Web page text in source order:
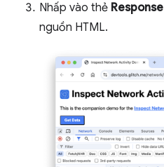
Nhấp vào thẻ Response
nguồn HTML.